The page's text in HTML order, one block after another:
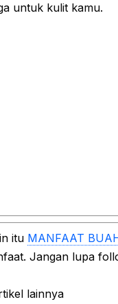
untuk kulit kamu.
itu MANFAAT
Jangan lupa
lainnya